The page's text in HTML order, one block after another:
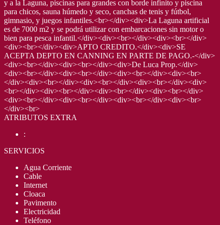
y a la Laguna, piscinas para grandes con borde infinito y piscina
para chicos, sauna húmedo y seco, canchas de tenis y fútbol,
gimnasio, y juegos infantiles.<br></div><div>La Laguna artificial
es de 7000 m2 y se podrá utilizar con embarcaciones sin motor o
bien para pesca infantil.</div><div><br></div><div><br></div>
<div><br></div><div>APTO CREDITO.</div><div>SE
ACEPTA DEPTO EN CANNING EN PARTE DE PAGO.-</div>
<div><br></div><div><br></div><div>De Luca Prop.</div>
<div><br></div><div><br></div><div><br></div><div><br>
</div><div><br></div><div><br></div><div><br></div><div>
<br></div><div><br></div><div><br></div><div><br></div>
<div><br></div><div><br></div><div><br></div><div><br>
</div><br>
ATRIBUTOS EXTRA
:
SERVICIOS
Agua Corriente
Cable
Internet
Cloaca
Pavimento
Electricidad
Teléfono